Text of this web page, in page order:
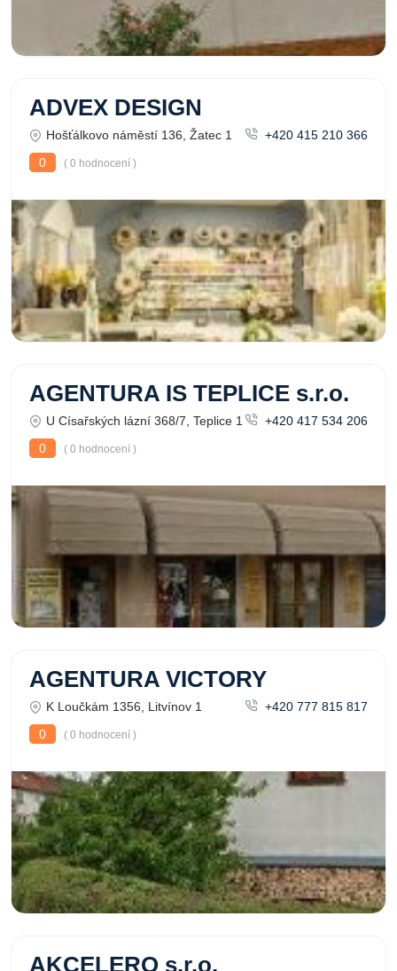
ADVEX DESIGN
Hošťálkovo náměstí 136, Žatec 1
+420 415 210 366
0
( 0 hodnocení )
AGENTURA IS TEPLICE s.r.o.
U Císařských lázní 368/7, Teplice 1
+420 417 534 206
0
( 0 hodnocení )
AGENTURA VICTORY
K Loučkám 1356, Litvínov 1
+420 777 815 817
0
( 0 hodnocení )
AKCELERO s.r.o.